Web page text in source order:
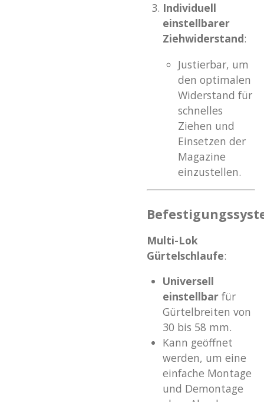
Individuell
einstellbarer
Ziehwiderstand:
Justierbar, um
den optimalen
Widerstand für
schnelles
Ziehen und
Einsetzen der
Magazine
einzustellen.
Multi-Lok
Gürtelschlaufe:
Universell
einstellbarfür
Gürtelbreiten von
30 bis 58 mm.
Kann geöffnet
werden, um eine
einfache Montage
und Demontage